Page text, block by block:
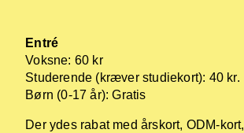
Entré
Voksne: 60 kr
Studerende (kræver studiekort): 40 kr.
Børn (0-17 år): Gratis
Der ydes rabat med årskort, ODM-